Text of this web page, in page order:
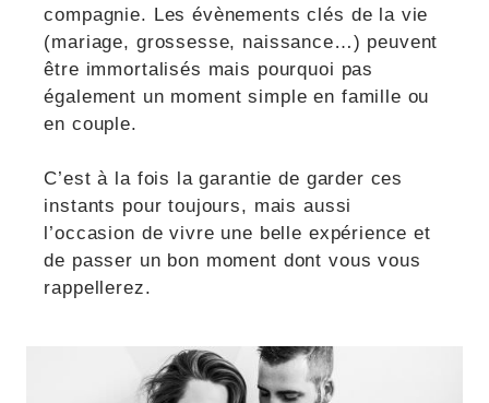
compagnie. Les évènements clés de la vie
(mariage, grossesse, naissance…) peuvent
être immortalisés mais pourquoi pas
également un moment simple en famille ou
en couple.
C’est à la fois la garantie de garder ces
instants pour toujours, mais aussi
l’occasion de vivre une belle expérience et
de passer un bon moment dont vous vous
rappellerez.